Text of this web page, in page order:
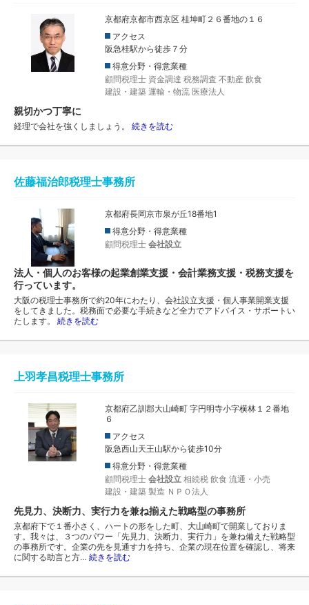
京都府京都市西京区 桂坤町２６番地の１６
アクセス
阪急桂駅から徒歩７分
得意分野・得意業種
顧問税理士 資金調達 税務調査 不動産 飲食
建設・建築 運輸・物流 医療法人
親切かつ丁寧に
経理で会社を強くしましょう。 続きを読む
佐藤福治郎税理士事務所
京都府長岡京市泉が丘18番地1
得意分野・得意業種
顧問税理士 会社設立
法人・個人のお客様の起業創業支援・会計業務支援・税務支援を
行っています。
大阪の税理士事務所で約20年にわたり、会社設立支援・個人事業開業支援
をしてきました。税務面で必要な手続きなど全力でアドバイス・サポートい
たします。 続きを読む
上羽孝昌税理士事務所
京都府乙訓郡大山崎町 字円明寺小字横林１２番地
６
アクセス
阪急西山天王山駅から徒歩10分
得意分野・得意業種
顧問税理士 会社設立 相続税 飲食 流通・小売
建設・建築 製造 ＮＰＯ法人
先見力、決断力、実行力を兼ね揃えた戦略型の事務所
京都府下で１番小さく、ハートの形をした町、大山崎町で開業しておりま
す。我々は、３つのパワー「先見力、決断力、実行力」を兼ね備えた戦略型
の事務所です。企業の先を見通す力を持ち、企業の現在位置を確認し、将来
に関する助言と方… 続きを読む